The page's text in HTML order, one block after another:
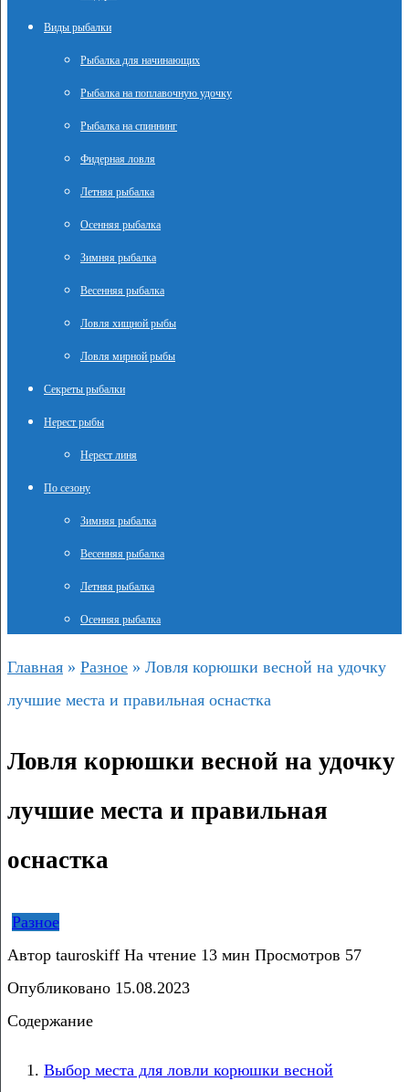
Виды рыбалки
Рыбалка для начинающих
Рыбалка на поплавочную удочку
Рыбалка на спиннинг
Фидерная ловля
Летняя рыбалка
Осенняя рыбалка
Зимняя рыбалка
Весенняя рыбалка
Ловля хищной рыбы
Ловля мирной рыбы
Секреты рыбалки
Нерест рыбы
Нерест линя
По сезону
Зимняя рыбалка
Весенняя рыбалка
Летняя рыбалка
Осенняя рыбалка
Главная » Разное » Ловля корюшки весной на удочку
лучшие места и правильная оснастка
Ловля корюшки весной на удочку
лучшие места и правильная
оснастка
Разное
Автор tauroskiff На чтение 13 мин Просмотров 57
Опубликовано 15.08.2023
Содержание
Выбор места для ловли корюшки весной